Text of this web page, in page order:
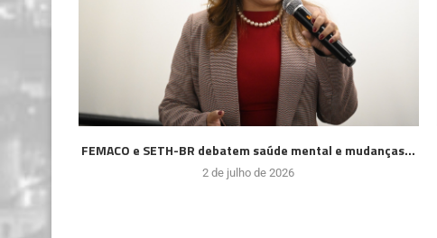
FEMACO e SETH-BR debatem saúde mental e mudanças...
2 de julho de 2026